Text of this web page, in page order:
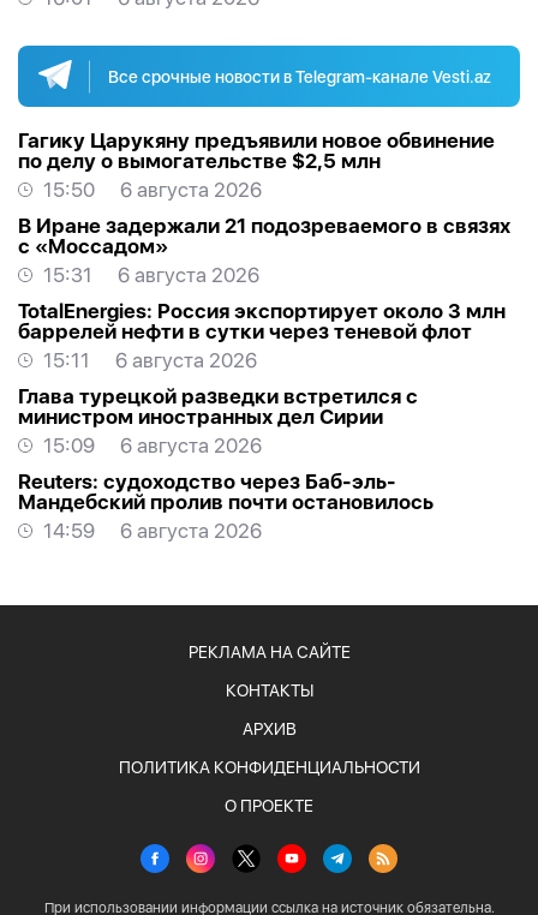
Все срочные новости в Telegram-канале Vesti.az
Гагику Царукяну предъявили новое обвинение
по делу о вымогательстве $2,5 млн
15:50
6 августа 2026
В Иране задержали 21 подозреваемого в связях
с «Моссадом»
15:31
6 августа 2026
TotalEnergies: Россия экспортирует около 3 млн
баррелей нефти в сутки через теневой флот
15:11
6 августа 2026
Глава турецкой разведки встретился с
министром иностранных дел Сирии
15:09
6 августа 2026
Reuters: судоходство через Баб-эль-
Мандебский пролив почти остановилось
14:59
6 августа 2026
РЕКЛАМА НА САЙТЕ
КОНТАКТЫ
АРХИВ
ПОЛИТИКА КОНФИДЕНЦИАЛЬНОСТИ
О ПРОЕКТЕ
При использовании информации ссылка на источник обязательна.